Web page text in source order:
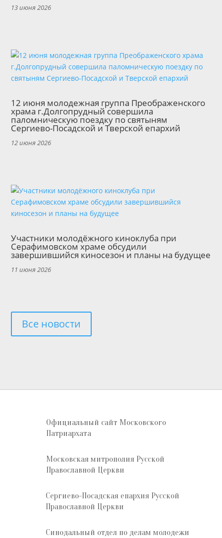
13 июня 2026
12 июня молодежная группа Преображенского
храма г.Долгопрудный совершила
паломническую поездку по святыням
Сергиево-Посадской и Тверской епархий
12 июня 2026
Участники молодёжного киноклуба при
Серафимовском храме обсудили
завершившийся киносезон и планы на будущее
11 июня 2026
Все новости
Официальный сайт Московского
Патриархата
Московская митрополия Русской
Православной Церкви
Сергиево-Посадская епархия Русской
Православной Церкви
Синодальный отдел по делам молодежи